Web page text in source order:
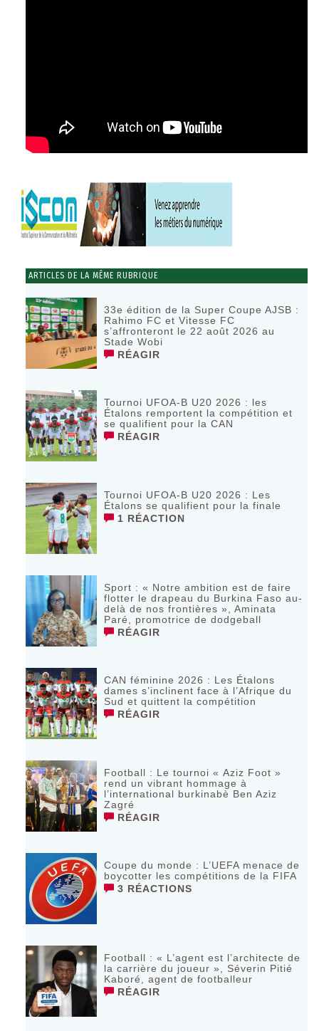
ARTICLES DE LA MÊME RUBRIQUE
33e édition de la Super Coupe AJSB :
Rahimo FC et Vitesse FC
s’affronteront le 22 août 2026 au
Stade Wobi
RÉAGIR
Tournoi UFOA-B U20 2026 : les
Étalons remportent la compétition et
se qualifient pour la CAN
RÉAGIR
Tournoi UFOA-B U20 2026 : Les
Étalons se qualifient pour la finale
1 RÉACTION
Sport : « Notre ambition est de faire
flotter le drapeau du Burkina Faso au-
delà de nos frontières », Aminata
Paré, promotrice de dodgeball
RÉAGIR
CAN féminine 2026 : Les Étalons
dames s’inclinent face à l’Afrique du
Sud et quittent la compétition
RÉAGIR
Football : Le tournoi « Aziz Foot »
rend un vibrant hommage à
l’international burkinabè Ben Aziz
Zagré
RÉAGIR
Coupe du monde : L’UEFA menace de
boycotter les compétitions de la FIFA
3 RÉACTIONS
Football : « L’agent est l’architecte de
la carrière du joueur », Séverin Pitié
Kaboré, agent de footballeur
RÉAGIR